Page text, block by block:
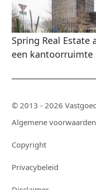
Spring Real Estate
een kantoorruimte
© 2013 - 2026
Algemene voorwaarden
Copyright
Privacybeleid